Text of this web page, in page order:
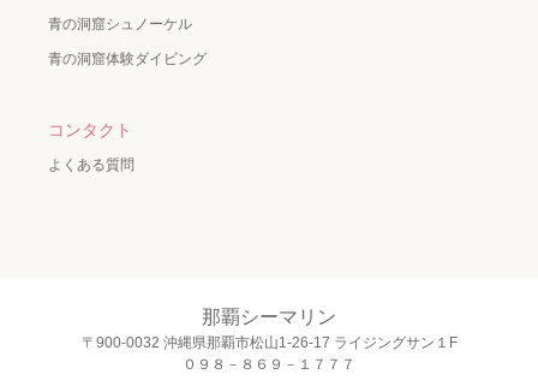
青の洞窟シュノーケル
青の洞窟体験ダイビング
コンタクト
よくある質問
那覇シーマリン
〒900-0032 沖縄県那覇市松山1-26-17 ライジングサン１F
０９８－８６９－１７７７